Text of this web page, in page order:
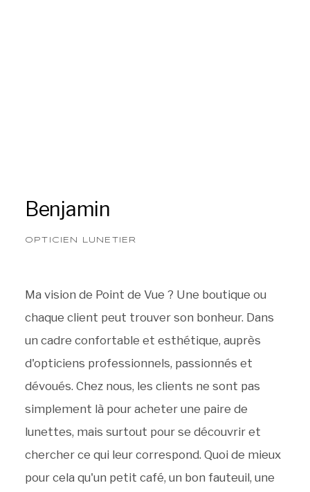
Benjamin
OPTICIEN LUNETIER
Ma vision de Point de Vue ? Une boutique ou
chaque client peut trouver son bonheur. Dans
un cadre confortable et esthétique, auprès
d'opticiens professionnels, passionnés et
dévoués. Chez nous, les clients ne sont pas
simplement là pour acheter une paire de
lunettes, mais surtout pour se découvrir et
chercher ce qui leur correspond. Quoi de mieux
pour cela qu'un petit café, un bon fauteuil, une